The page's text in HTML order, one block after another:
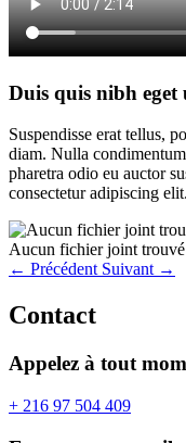
Duis quis nibh eget
Suspendisse erat tellus,
diam. Nulla
pharetra odio eu auctor
consectetur adipiscing elit.
Aucun fichier joint trouvé
← Précédent Suivant →
Contact
Appelez à tout
+ 216 97 504 409